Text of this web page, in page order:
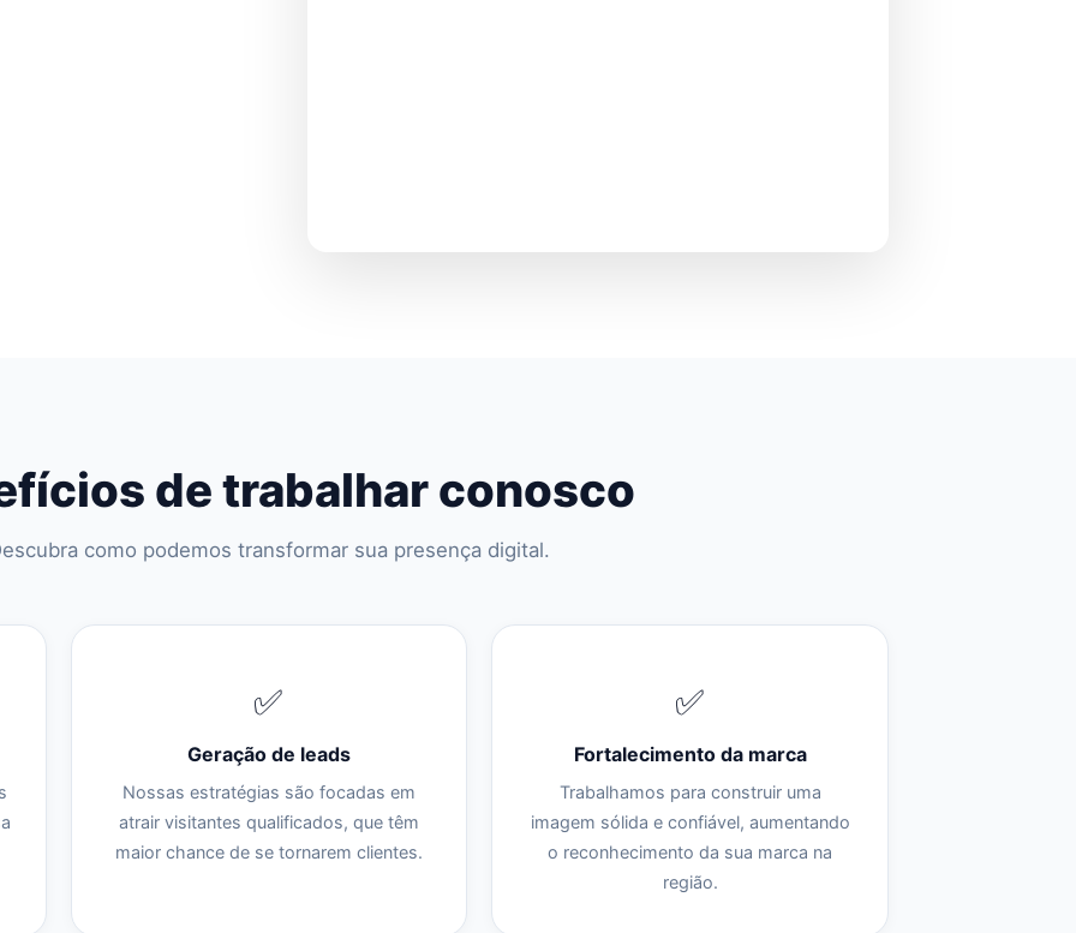
de trabalhar conosco
como podemos transformar sua presença digital.
✅
Geração de leads
Nossas estratégias são focadas em
atrair visitantes qualificados, que têm
maior chance de se tornarem clientes.
✅
Fortalecimento da marca
Trabalhamos para construir uma
imagem sólida e confiável, aumentando
o reconhecimento da sua marca na
região.